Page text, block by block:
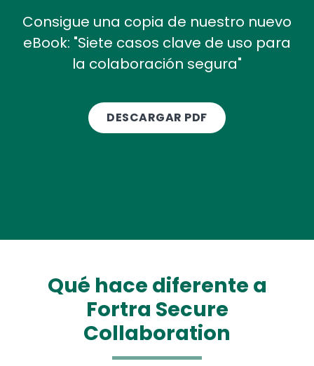
Consigue una copia de nuestro nuevo
eBook: "Siete casos clave de uso para
la colaboración segura"
DESCARGAR PDF
Qué hace diferente a
Fortra Secure
Collaboration